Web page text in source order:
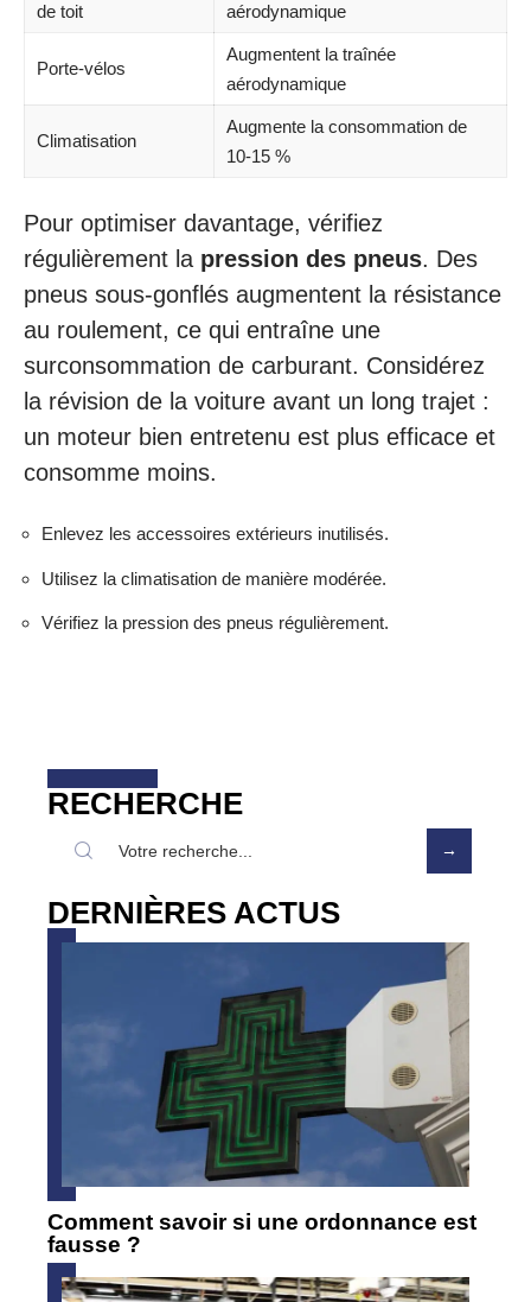
de toit
aérodynamique
Porte-vélos
Augmentent la traînée
aérodynamique
Climatisation
Augmente la consommation de
10-15 %
Pour optimiser davantage, vérifiez
régulièrement la pression des pneus. Des
pneus sous-gonflés augmentent la résistance
au roulement, ce qui entraîne une
surconsommation de carburant. Considérez
la révision de la voiture avant un long trajet :
un moteur bien entretenu est plus efficace et
consomme moins.
Enlevez les accessoires extérieurs inutilisés.
Utilisez la climatisation de manière modérée.
Vérifiez la pression des pneus régulièrement.
RECHERCHE
DERNIÈRES ACTUS
Comment savoir si une ordonnance est
fausse ?